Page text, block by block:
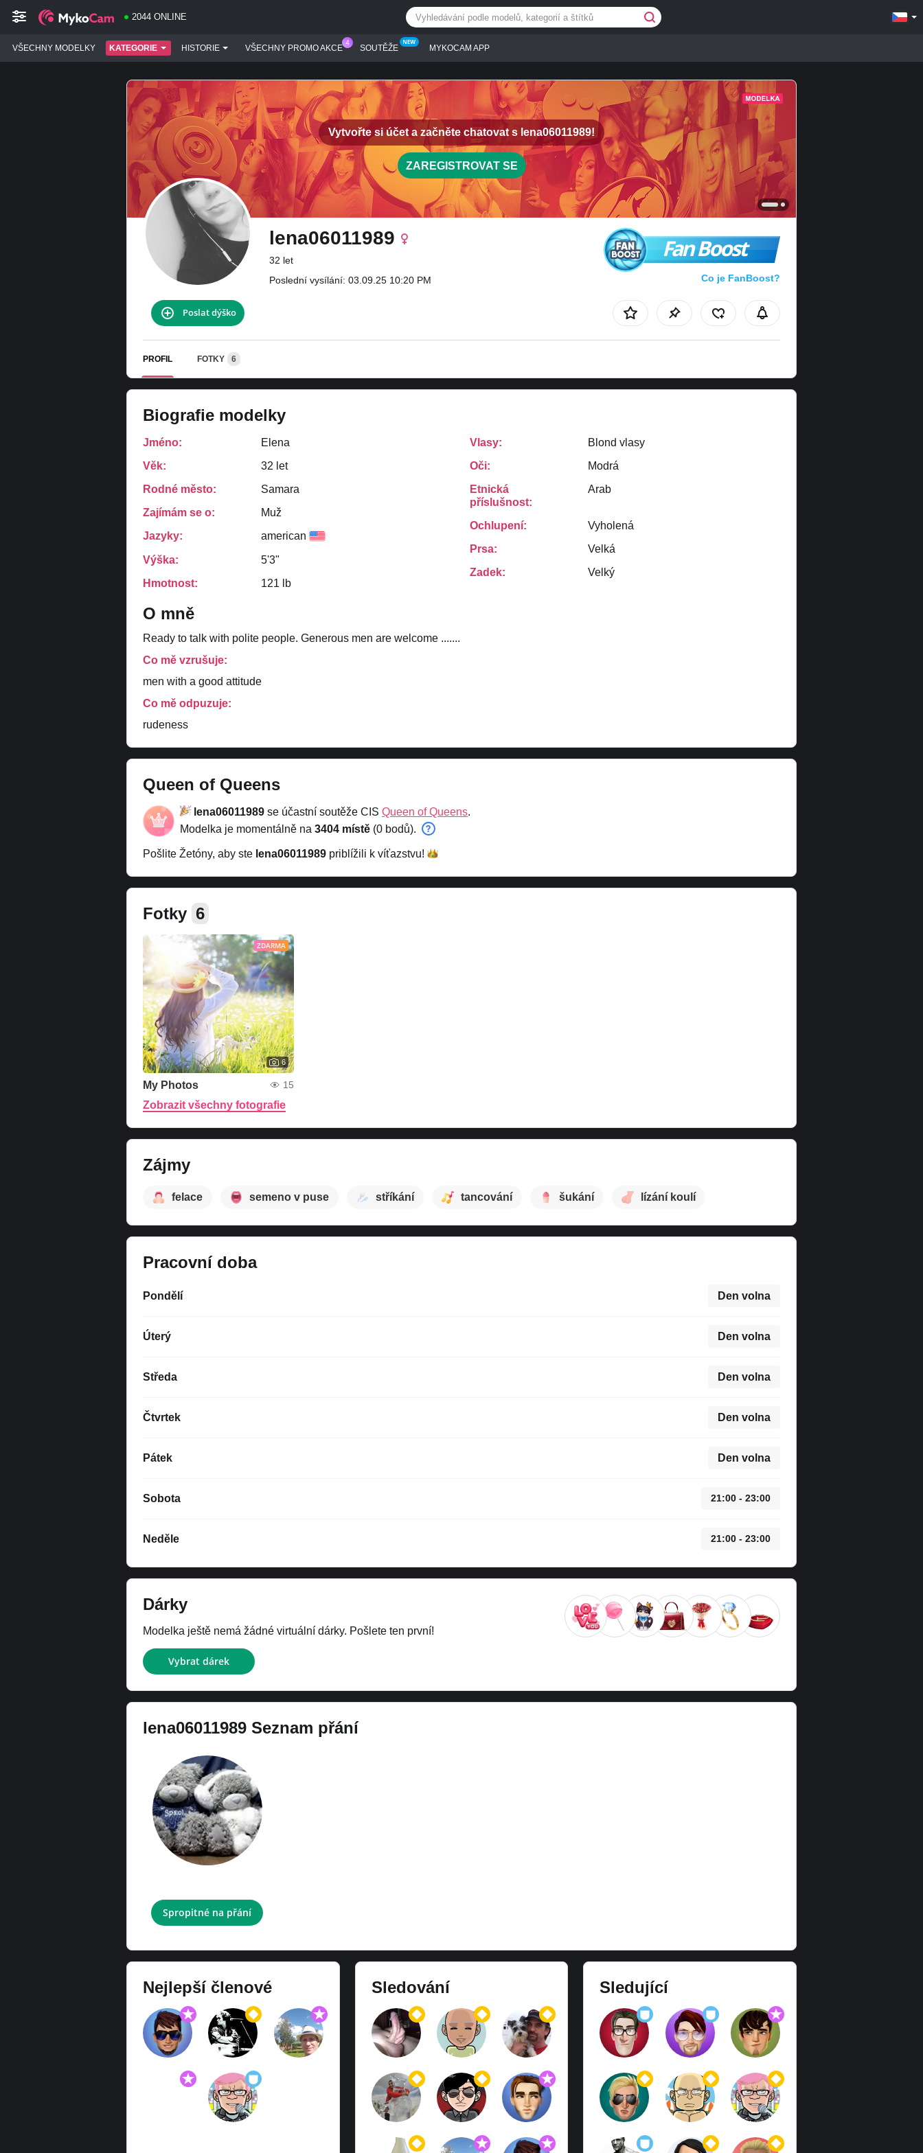
2044 ONLINE
VŠECHNY MODELKY KATEGORIE HISTORIE VŠECHNY PROMO AKCE SOUTĚŽE MYKOCAM APP
Vytvořte si účet a začněte chatovat s lena06011989!
ZAREGISTROVAT SE
lena06011989
32 let
Poslední vysílání: 03.09.25 10:20 PM
Fan Boost
Co je FanBoost?
Poslat dýško
PROFIL FOTKY 6
Biografie modelky
Jméno:
Elena
Věk:
32 let
Rodné město:
Samara
Zajímám se o:
Muž
Jazyky:
american
Výška:
5'3"
Hmotnost:
121 lb
Vlasy:
Blond vlasy
Oči:
Modrá
Etnická
příslušnost:
Arab
Ochlupení:
Vyholená
Prsa:
Velká
Zadek:
Velký
O mně
Ready to talk with polite people. Generous men are welcome .......
Co mě vzrušuje:
men with a good attitude
Co mě odpuzuje:
rudeness
Queen of Queens
lena06011989 se účastní soutěže CIS Queen of Queens.
Modelka je momentálně na 3404 místě (0 bodů).
Pošlite Žetóny, aby ste lena06011989 priblížili k víťazstvu!
Fotky 6
ZDARMA
6
My Photos 15
Zobrazit všechny fotografie
Zájmy
felace semeno v puse stříkání tancování šukání lízání koulí
Pracovní doba
Pondělí Den volna
Úterý Den volna
Středa Den volna
Čtvrtek Den volna
Pátek Den volna
Sobota 21:00 - 23:00
Neděle 21:00 - 23:00
Dárky
Modelka ještě nemá žádné virtuální dárky. Pošlete ten první!
Vybrat dárek
lena06011989 Seznam přání
Spropitné na přání
Nejlepší členové Sledování Sledující